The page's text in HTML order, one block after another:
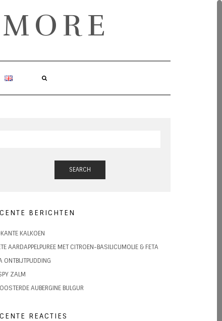
SEARCH
BERICHTEN
KALKOEN
AARDAPPELPUREE MET CITROEN-BASILICUMOLIE & FETA
ONTBIJTPUDDING
ZALM
AUBERGINE BULGUR
REACTIES